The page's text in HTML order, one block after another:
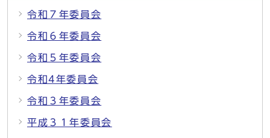
令和７年委員会
令和６年委員会
令和５年委員会
令和4年委員会
令和３年委員会
平成３１年委員会